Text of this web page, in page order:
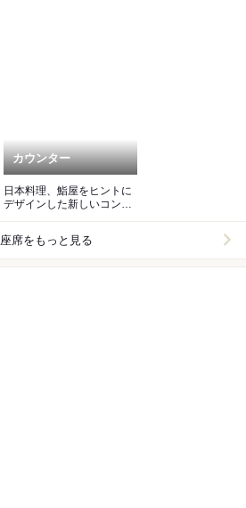
カウンター
日本料理、鮨屋をヒントに
デザインした新しいコンセ
座席をもっと見る